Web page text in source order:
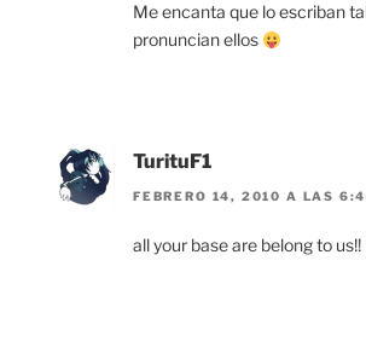
Me encanta que lo escriban
pronuncian ellos
TurituF1
FEBRERO 14, 2010 A LAS
all your base are belong to us!!